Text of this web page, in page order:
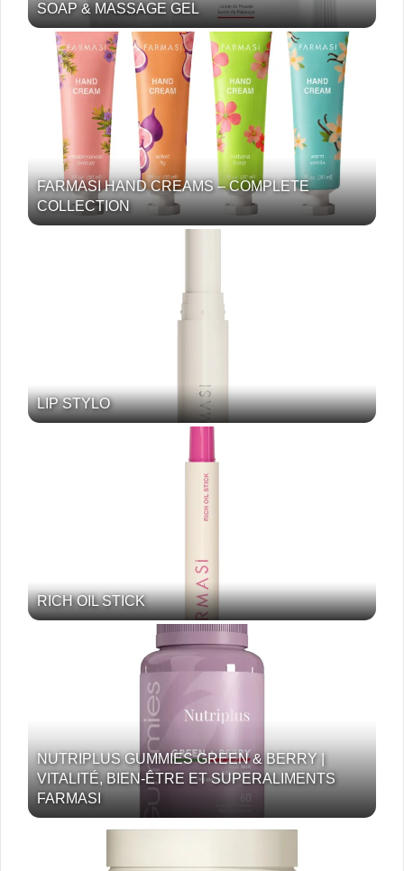
SOAP & MASSAGE GEL
FARMASI HAND CREAMS – COMPLETE
COLLECTION
LIP STYLO
RICH OIL STICK
NUTRIPLUS GUMMIES GREEN & BERRY |
VITALITÉ, BIEN-ÊTRE ET SUPERALIMENTS
FARMASI